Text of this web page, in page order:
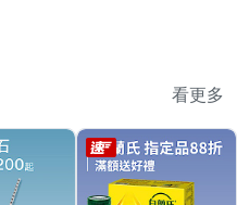
看更多